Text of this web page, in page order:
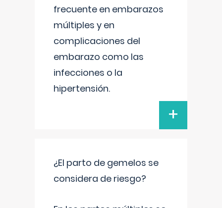
frecuente en embarazos
múltiples y en
complicaciones del
embarazo como las
infecciones o la
hipertensión.
+
¿El parto de gemelos se
considera de riesgo?